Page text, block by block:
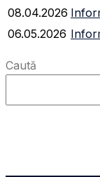
08.04.2026
06.05.2026
Caută